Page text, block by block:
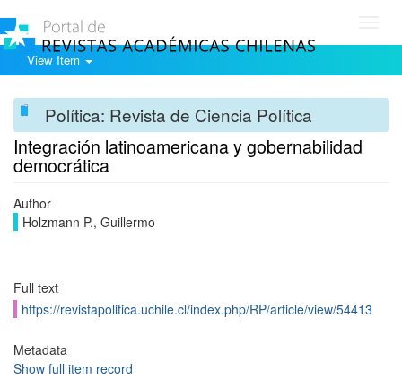
View Item
Política: Revista de Ciencia Política
Integración latinoamericana y gobernabilidad
democrática
Author
Holzmann P., Guillermo
Full text
https://revistapolitica.uchile.cl/index.php/RP/article/view/54413
Metadata
Show full item record